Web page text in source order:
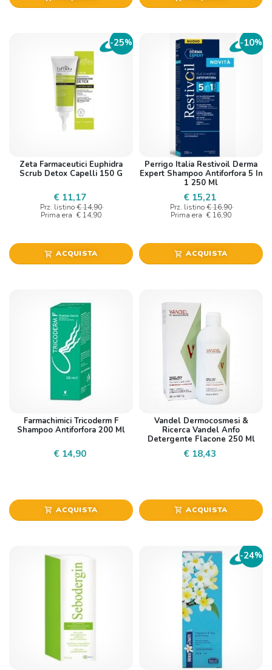
-25%
Zeta Farmaceutici Euphidra
Scrub Detox Capelli 150 G
€ 11,17
Prz. listino € 14,90
Prima era € 14,90
shopping_cart ACQUISTA
-10%
Perrigo Italia Restivoil Derma
Expert Shampoo Antiforfora 5 In
1 250 Ml
€ 15,21
Prz. listino € 16,90
Prima era € 16,90
shopping_cart ACQUISTA
Farmachimici Tricoderm F
Shampoo Antiforfora 200 Ml
€ 14,90
shopping_cart ACQUISTA
Vandel Dermocosmesi &
Ricerca Vandel Anfo
Detergente Flacone 250 Ml
€ 18,43
shopping_cart ACQUISTA
-24%